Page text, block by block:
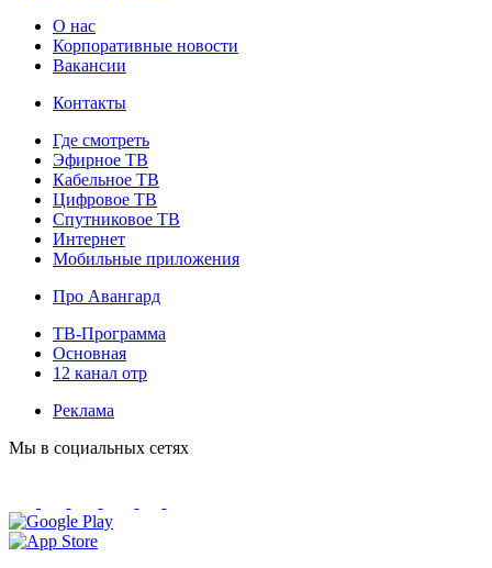
О нас
Корпоративные новости
Вакансии
Контакты
Где смотреть
Эфирное ТВ
Кабельное ТВ
Цифровое ТВ
Спутниковое ТВ
Интернет
Мобильные приложения
Про Авангард
ТВ-Программа
Основная
12 канал отр
Реклама
Мы в социальных сетях